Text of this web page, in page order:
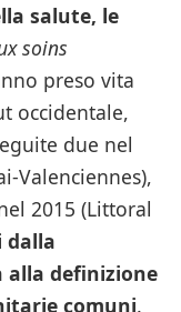
salute, le
soins
preso vita
occidentale,
due nel
Valenciennes),
2015 (Littoral
dalla
alla definizione
comuni.